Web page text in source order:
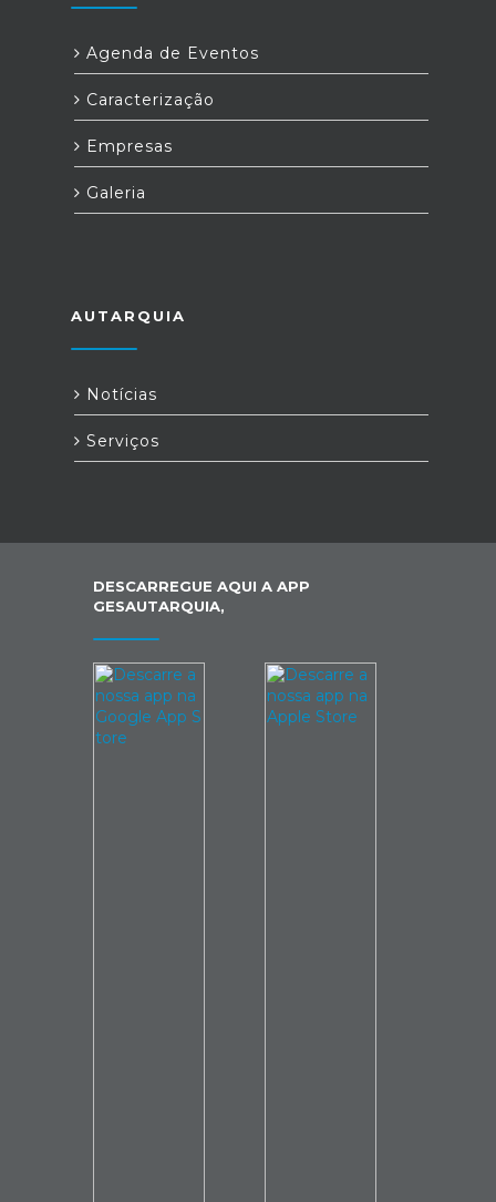
Agenda de Eventos
Caracterização
Empresas
Galeria
AUTARQUIA
Notícias
Serviços
DESCARREGUE AQUI A APP
GESAUTARQUIA,